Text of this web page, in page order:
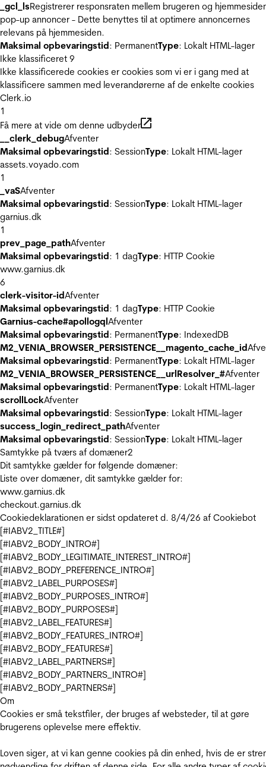
_gcl_lsRegistrerer responsraten mellem brugeren og
pop-up annoncer - Dette benyttes til at optimere annoncernes
relevans på hjemmesiden.
Maksimal opbevaringstid: PermanentType: Lokalt HTML-lager
Ikke klassificeret 9
Ikke klassificerede cookies er cookies som vi er i gang med at
klassificere sammen med leverandørerne af de enkelte cookies
Clerk.io
1
Få mere at vide om denne udbyder
__clerk_debugAfventer
Maksimal opbevaringstid: SessionType: Lokalt HTML-lager
assets.voyado.com
1
_vaSAfventer
Maksimal opbevaringstid: SessionType: Lokalt HTML-lager
garnius.dk
1
prev_page_pathAfventer
Maksimal opbevaringstid: 1 dagType: HTTP Cookie
www.garnius.dk
6
clerk-visitor-idAfventer
Maksimal opbevaringstid: 1 dagType: HTTP Cookie
Garnius-cache#apollogqlAfventer
Maksimal opbevaringstid: PermanentType: IndexedDB
M2_VENIA_BROWSER_PERSISTENCE__magento_cache_id
Maksimal opbevaringstid: PermanentType: Lokalt HTML-lager
M2_VENIA_BROWSER_PERSISTENCE__urlResolver_#Afventer
Maksimal opbevaringstid: PermanentType: Lokalt HTML-lager
scrollLockAfventer
Maksimal opbevaringstid: SessionType: Lokalt HTML-lager
success_login_redirect_pathAfventer
Maksimal opbevaringstid: SessionType: Lokalt HTML-lager
Samtykke på tværs af domæner2
Dit samtykke gælder for følgende domæner:
Liste over domæner, dit samtykke gælder for:
www.garnius.dk
checkout.garnius.dk
Cookiedeklarationen er sidst opdateret d. 8/4/26 af Cookiebot
[#IABV2_TITLE#]
[#IABV2_BODY_INTRO#]
[#IABV2_BODY_LEGITIMATE_INTEREST_INTRO#]
[#IABV2_BODY_PREFERENCE_INTRO#]
[#IABV2_LABEL_PURPOSES#]
[#IABV2_BODY_PURPOSES_INTRO#]
[#IABV2_BODY_PURPOSES#]
[#IABV2_LABEL_FEATURES#]
[#IABV2_BODY_FEATURES_INTRO#]
[#IABV2_BODY_FEATURES#]
[#IABV2_LABEL_PARTNERS#]
[#IABV2_BODY_PARTNERS_INTRO#]
[#IABV2_BODY_PARTNERS#]
Om
Cookies er små tekstfiler, der bruges af websteder, til at gøre
brugerens oplevelse mere effektiv.
Loven siger, at vi kan genne cookies på din enhed, hvis de er